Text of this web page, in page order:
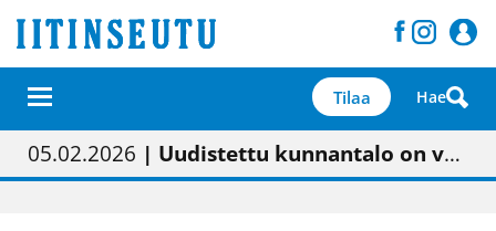
Tilaa Hae
01.02.2026 | Painon vaihtumisen pitäisi näkyä hieman parempana painojäljen laatuna lehdessä
05.02.2026 | Uudistettu kunnantalo on valoisa
23.04.2026 | “Olemme käynnistämässä uudelleen keskustavisiotyön”
09.05.2026| "Maalla on totuttu elämään omavaraisemmin kuin kaupungissa"